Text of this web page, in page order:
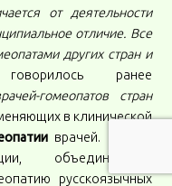
от деятельности
отличие. Все
других стран и
ранее
гомеопатов стран
в клинической
врачей. Другой
объединяющей
русскоязычных